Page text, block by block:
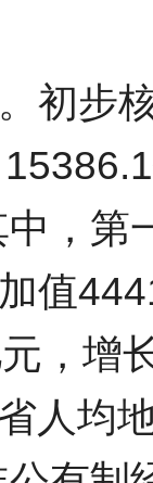
初步
，第
值
，增
人均